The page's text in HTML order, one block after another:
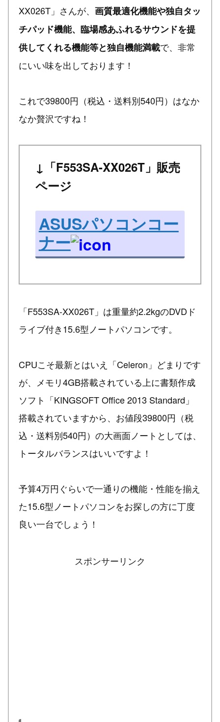
XX026T」さんが、 画質最適化機能や独自タッ
チパッド機能、臨場感あふれるサウンドを提
供してくれる機能等と独自機能満載で、非常
にいい味を出しております！
これで39800円（税込・送料別540円）はなか
なか贅沢ですね！
↓「F553SA-XX026T」販売
ページ
ASUSパソコンコー
ナー
「F553SA-XX026T」は重量約2.2kgのDVDド
ライブ付き15.6型ノートパソコンです。
CPUこそ最新とはいえ「Celeron」どまりです
が、メモリ4GB搭載されている上に書類作成
ソフト「KINGSOFT Office 2013 Standard」
搭載されていますから、お値段39800円（税
込・送料別540円）の大画面ノートとしては、
トータルバランスはいいですよ！
予算4万円ぐらいで一通りの機能・性能を揃え
た15.6型ノートパソコンをお探しの方に丁度
良い一台でしょう！
スポンサーリンク